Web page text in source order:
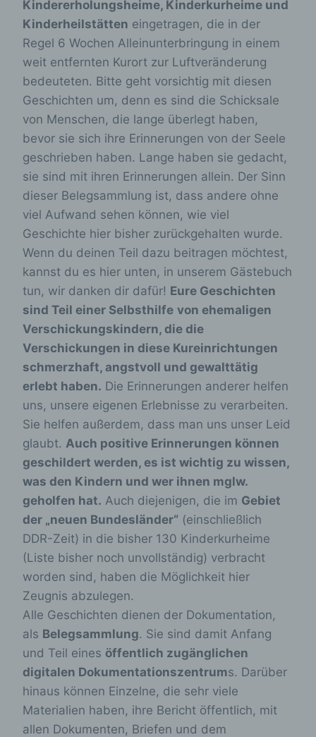
Kindererholungsheime, Kinderkurheime und
Kinderheilstätten eingetragen, die in der
Regel 6 Wochen Alleinunterbringung in einem
weit entfernten Kurort zur Luftveränderung
bedeuteten. Bitte geht vorsichtig mit diesen
Geschichten um, denn es sind die Schicksale
von Menschen, die lange überlegt haben,
bevor sie sich ihre Erinnerungen von der Seele
geschrieben haben. Lange haben sie gedacht,
sie sind mit ihren Erinnerungen allein. Der Sinn
dieser Belegsammlung ist, dass andere ohne
viel Aufwand sehen können, wie viel
Geschichte hier bisher zurückgehalten wurde.
Wenn du deinen Teil dazu beitragen möchtest,
kannst du es hier unten, in unserem Gästebuch
tun, wir danken dir dafür! Eure Geschichten
sind Teil einer Selbsthilfe von ehemaligen
Verschickungskindern, die die
Verschickungen in diese Kureinrichtungen
schmerzhaft, angstvoll und gewalttätig
erlebt haben. Die Erinnerungen anderer helfen
uns, unsere eigenen Erlebnisse zu verarbeiten.
Sie helfen außerdem, dass man uns unser Leid
glaubt. Auch positive Erinnerungen können
geschildert werden, es ist wichtig zu wissen,
was den Kindern und wer ihnen mglw.
geholfen hat. Auch diejenigen, die im Gebiet
der „neuen Bundesländer“ (einschließlich
DDR-Zeit) in die bisher 130 Kinderkurheime
(Liste bisher noch unvollständig) verbracht
worden sind, haben die Möglichkeit hier
Zeugnis abzulegen.
Alle Geschichten dienen der Dokumentation,
als Belegsammlung. Sie sind damit Anfang
und Teil eines öffentlich zugänglichen
digitalen Dokumentationszentrums. Darüber
hinaus können Einzelne, die sehr viele
Materialien haben, ihre Bericht öffentlich, mit
allen Dokumenten, Briefen und dem